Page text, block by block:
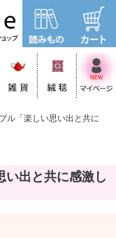
ル「楽しい思い出と共に
い出と共に感激し